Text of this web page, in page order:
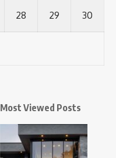
28 29 30
Most Viewed Posts